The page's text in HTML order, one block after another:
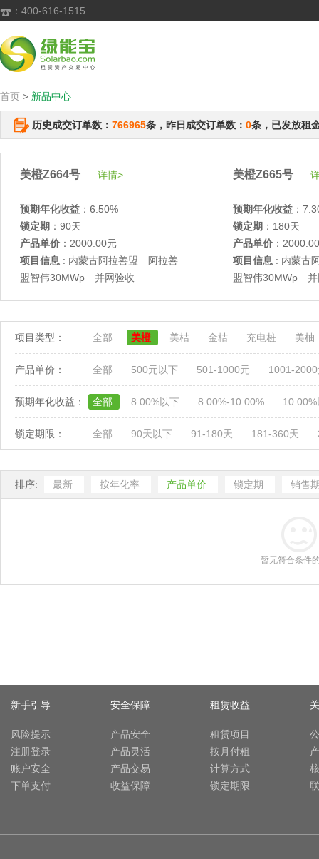
 ：400-616-1515
首页 > 新品中心
历史成交订单数： 766965条，昨日成交订单数： 0条，已发放租
美橙Z664号 详情>
预期年化收益 ：6.50%
锁定期 ：90天
产品单价 ：2000.00元
项目信息 : 内蒙古阿拉善盟 阿拉善
盟智伟30MWp 并网验收
美橙Z665号
预期年化收益 ：
锁定期 ：180天
产品单价 ：
项目信息 : 内蒙古
盟智伟30MWp 并
项目类型： 全部 美橙 美桔 金桔 充电桩 美柚
产品单价： 全部 500元以下 501-1000元 1001-
预期年化收益： 全部 8.00%以下 8.00%-10.00%
锁定期限： 全部 90天以下 91-180天 181-360天
排序: 最新 按年化率 产品单价 锁定期 销售
暂无符合条件
新手引导
风险提示
注册登录
账户安全
下单支付
安全保障
产品安全
产品灵活
产品交易
收益保障
租赁收益
租赁项目
按月付租
计算方式
锁定期限